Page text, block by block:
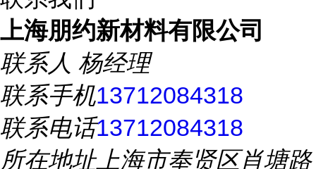
上海朋约新材料有限公司
联系人 杨经理
联系手机13712084318
联系电话13712084318
所在地址上海市奉贤区肖塘路